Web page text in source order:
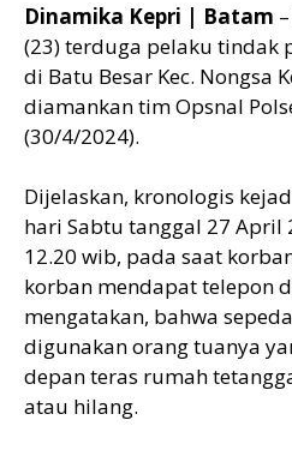
Dinamika Kepri | Batam
(23) terduga pelaku tindak
di Batu Besar Kec. Nongsa
diamankan tim Opsnal
(30/4/2024).
Dijelaskan, kronologis
hari Sabtu tanggal 27 April
12.20 wib, pada saat
korban mendapat telepon
mengatakan, bahwa
digunakan orang tuanya
depan teras rumah
atau hilang.